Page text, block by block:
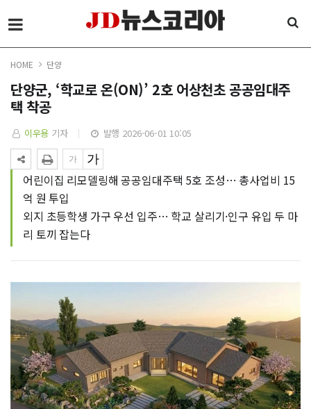
HOME 단양
단양군, ‘학교로 온(ON)’ 2호 어상천초 공공임대주
택 착공
이우용 기자 발행 2026-06-01 10:05
어린이집 리모델링해 공공임대주택 5호 조성… 총사업비 15
억 원 투입
외지 초등학생 가구 우선 입주… 학교 살리기·인구 유입 두 마
리 토끼 잡는다